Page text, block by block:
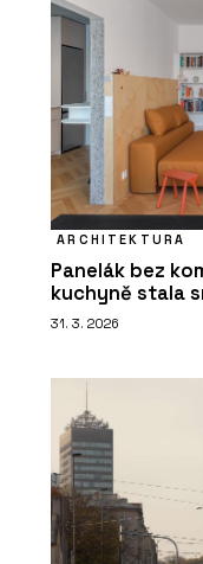
ARCHITEKTURA
Panelák bez
kuchyně stala
31. 3. 2026